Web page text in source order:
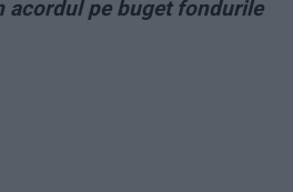
acordul pe buget fondurile